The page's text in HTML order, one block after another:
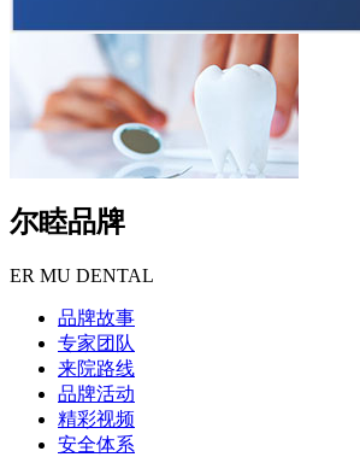
尔睦品牌
ER MU DENTAL
品牌故事
专家团队
来院路线
品牌活动
精彩视频
安全体系